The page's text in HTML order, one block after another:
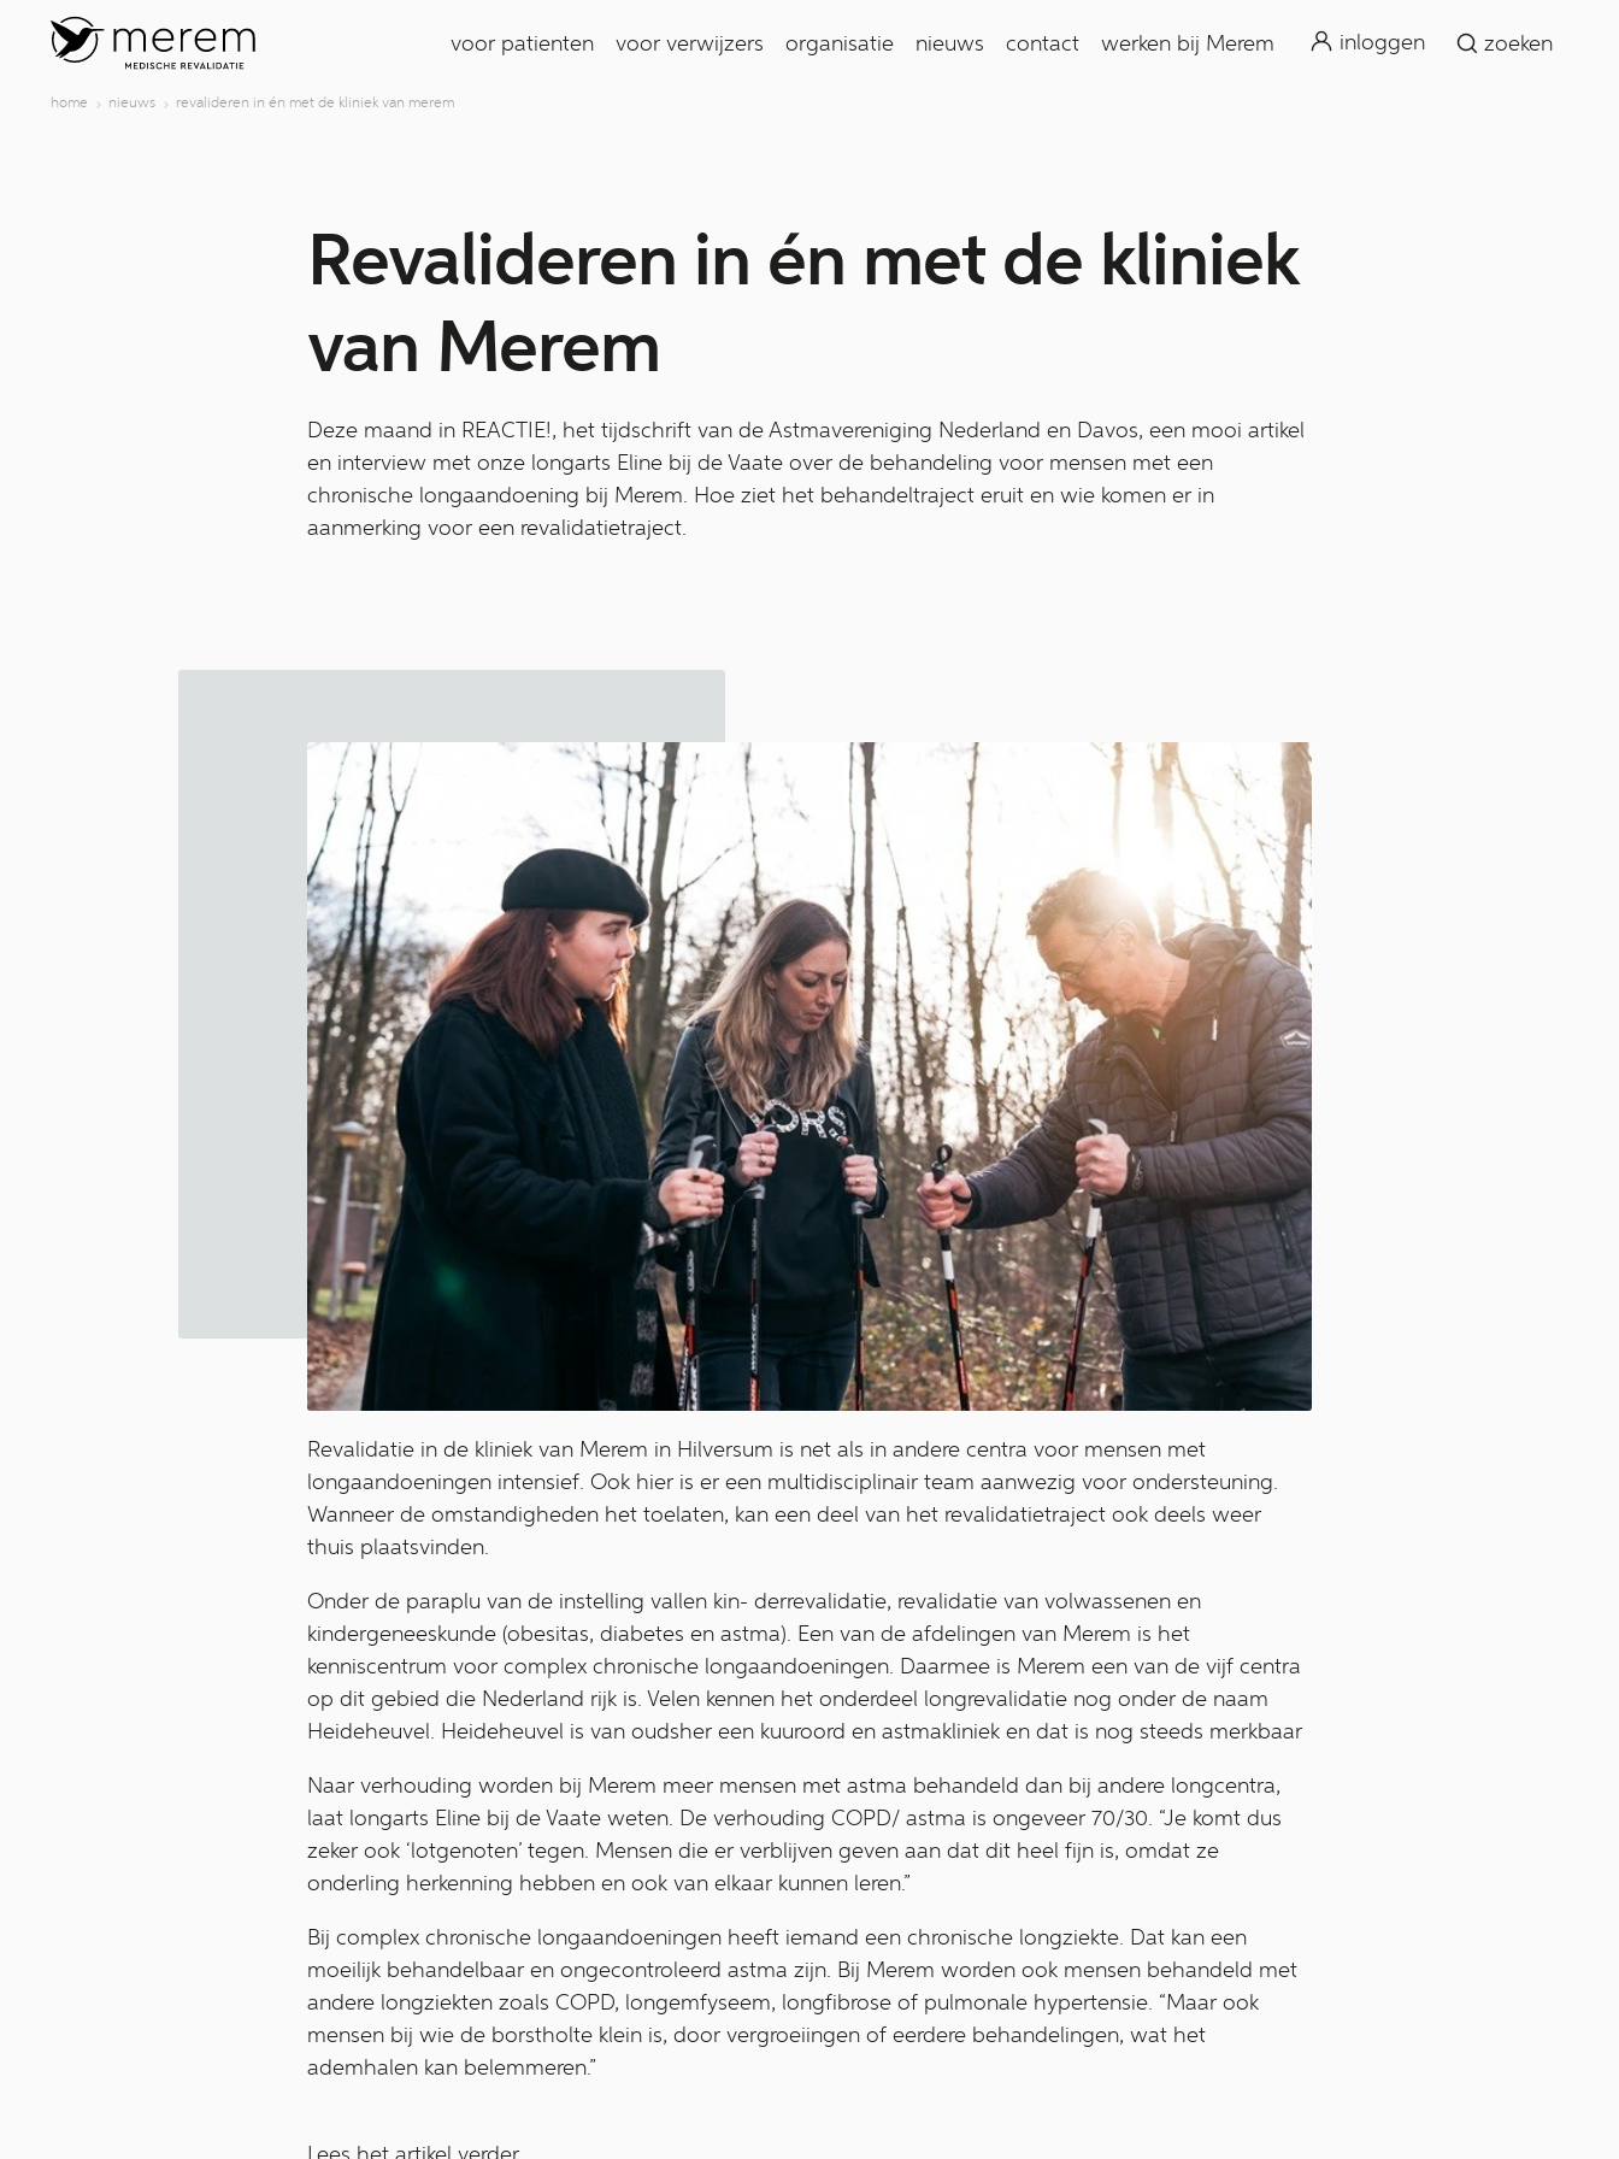
voor patienten voor verwijzers organisatie nieuws contact werken bij Merem inloggen zoeken
zoeken
home nieuws revalideren in én met de kliniek van merem
Revalideren in én met de kliniek
van Merem
Deze maand in REACTIE!, het tijdschrift van de Astmavereniging Nederland en Davos, een mooi artikel
en interview met onze longarts Eline bij de Vaate over de behandeling voor mensen met een
chronische longaandoening bij Merem. Hoe ziet het behandeltraject eruit en wie komen er in
aanmerking voor een revalidatietraject.
Revalidatie in de kliniek van Merem in Hilversum is net als in andere centra voor mensen met
longaandoeningen intensief. Ook hier is er een multidisciplinair team aanwezig voor ondersteuning.
Wanneer de omstandigheden het toelaten, kan een deel van het revalidatietraject ook deels weer
thuis plaatsvinden.
Onder de paraplu van de instelling vallen kin- derrevalidatie, revalidatie van volwassenen en
kindergeneeskunde (obesitas, diabetes en astma). Een van de afdelingen van Merem is het
kenniscentrum voor complex chronische longaandoeningen. Daarmee is Merem een van de vijf centra
op dit gebied die Nederland rijk is. Velen kennen het onderdeel longrevalidatie nog onder de naam
Heideheuvel. Heideheuvel is van oudsher een kuuroord en astmakliniek en dat is nog steeds merkbaar
Naar verhouding worden bij Merem meer mensen met astma behandeld dan bij andere longcentra,
laat longarts Eline bij de Vaate weten. De verhouding COPD/ astma is ongeveer 70/30. “Je komt dus
zeker ook ‘lotgenoten’ tegen. Mensen die er verblijven geven aan dat dit heel fijn is, omdat ze
onderling herkenning hebben en ook van elkaar kunnen leren.”
Bij complex chronische longaandoeningen heeft iemand een chronische longziekte. Dat kan een
moeilijk behandelbaar en ongecontroleerd astma zijn. Bij Merem worden ook mensen behandeld met
andere longziekten zoals COPD, longemfyseem, longfibrose of pulmonale hypertensie. “Maar ook
mensen bij wie de borstholte klein is, door vergroeiingen of eerdere behandelingen, wat het
ademhalen kan belemmeren.”
Lees het artikel verder